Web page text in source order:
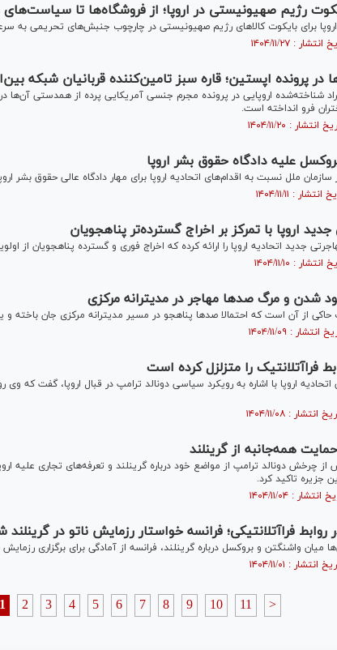
رژیم صهیونیستی در اروپا؛ از فروشگاه‌ها تا سیاست‌های
اروپا برای بایکوت کالا‌های رژیم صهیونیستی در چارچوب جنبش‌های تحریمی به
در پرونده اپستین؛ قاره سبز تامین‌کننده قربانیان شبکه
شناخته‌شده اروپایی در پرونده مجرم جنسی آمریکایی پرده از همدستی آن‌ها
فرو انداخته است.
علیه دادگاه حقوق بشر اروپا
ملل نسبت به اقدام‌های اتحادیه اروپا برای مهار دادگاه عالی حقوق بشر
اروپا با تمرکز بر اخراج گسترده‌تر پناهجویان
جدید اتحادیه اروپا را ارائه کرده که اخراج فوری و گسترده پناهجویان از
شدن و مرگ صدها مهاجر در مدیترانه مرکزی
از آن است که احتمالا صدها پناهجو در مسیر مدیترانه مرکزی جان باخته و
فراآتلانتیک را متزلزل کرده است
اروپا با اشاره به رویکرد سیاسی دونالد ترامپ در قبال اروپا، گفت که وی
همه‌جانبه از گرینلند
چرخش دونالد ترامپ از مواضع خود درباره گرینلند و تعرفه‌های تجاری علیه
فراآتلانتیکی؛ فرانسه خواستار رزمایش ناتو در گرینلند
میان واشنگتن و بروکسل درباره گرینلند، فرانسه از آمادگی برای برگزاری
1 2 3 4 5 6 7 8 9 10 11 >